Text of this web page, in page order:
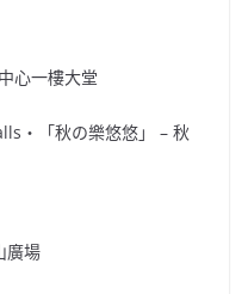
心一樓大堂
「秋の樂悠悠」 – 秋
廣場